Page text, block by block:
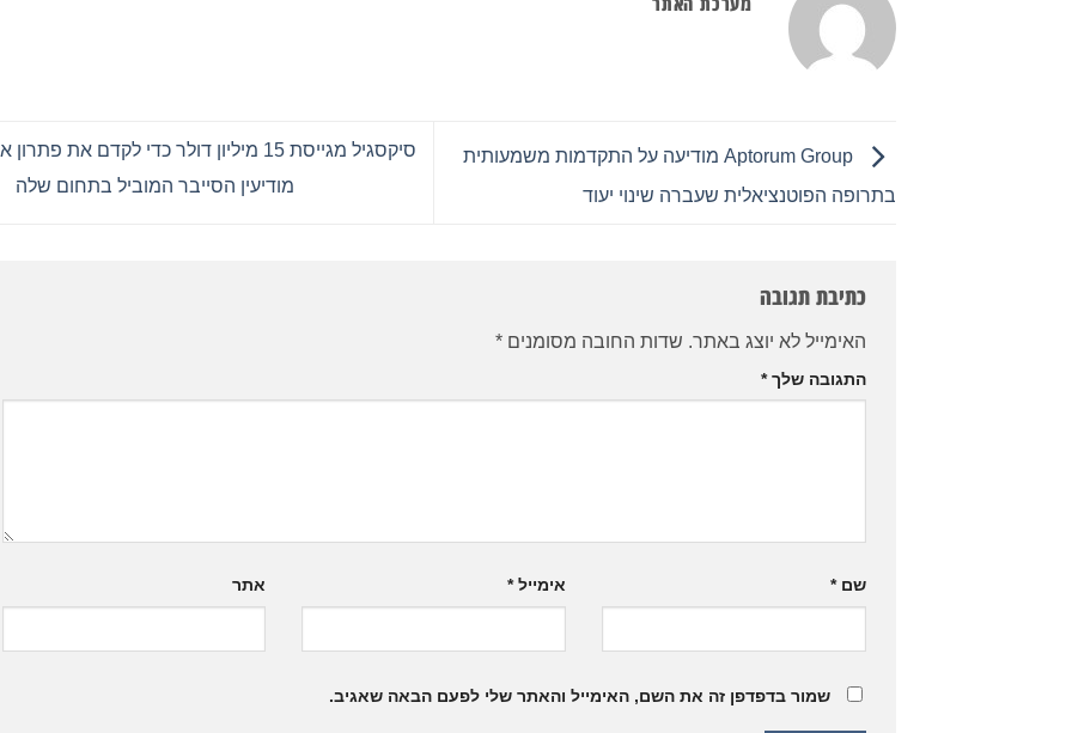
Aptorum Group מודיעה על התקדמות משמעותית
בתרופה הפוטנציאלית שעברה שינוי יעוד
סיקסגיל מגייסת 15 מיליון דולר כדי לקדם את פתרון
מודיעין הסייבר המוביל בתחום שלה
כתיבת תגובה
האימייל לא יוצג באתר. שדות החובה מסומנים *
התגובה שלך*
שם* אימייל* אתר
שמור בדפדפן זה את השם, האימייל והאתר שלי לפעם הבאה שאגיב.